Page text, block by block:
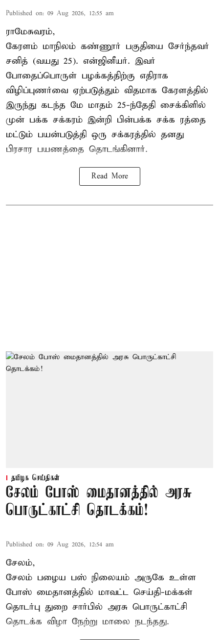
Published on: 09 Aug 2026, 12:55 am
ராமேசுவரம்,
கேரளம் மாநிலம் கண்ணூர் பகுதியை சேர்ந்தவர்
சனித் (வயது 25). என்ஜினீயர். இவர்
போதைப்பொருள் பழக்கத்திற்கு எதிராக
விழிப்புணர்வை ஏற்படுத்தும் விதமாக கேரளத்தில்
இருந்து கடந்த மே மாதம் 25-ந்தேதி சைக்கிளில்
முன் பக்க சக்கரம் இன்றி பின்பக்க சக்க ரத்தை
மட்டும் பயன்படுத்தி ஒரு சக்கரத்தில் தனது
பிரசார பயணத்தை தொடங்கினார்.
Read More
தமிழக செய்திகள்
சேலம் போஸ் மைதானத்தில் அரசு
பொருட்காட்சி தொடக்கம்!
Published on: 09 Aug 2026, 12:54 am
சேலம்,
சேலம் பழைய பஸ் நிலையம் அருகே உள்ள
போஸ் மைதானத்தில் மாவட்ட செய்தி-மக்கள்
தொடர்பு துறை சார்பில் அரசு பொருட்காட்சி
தொடக்க விழா நேற்று மாலை நடந்தது.